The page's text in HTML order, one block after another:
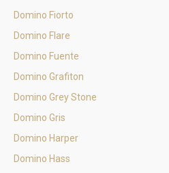
Domino Fiorto
Domino Flare
Domino Fuente
Domino Grafiton
Domino Grey Stone
Domino Gris
Domino Harper
Domino Hass